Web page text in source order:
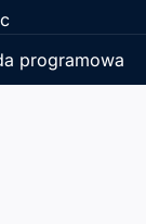
programowa